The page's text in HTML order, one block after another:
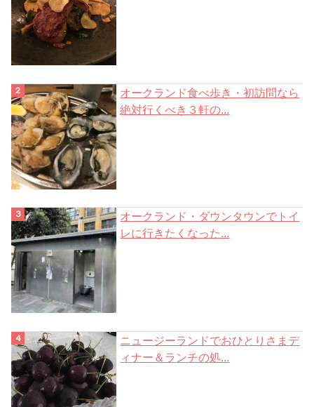
オークランド食べ歩き・初訪問なら
絶対行くべき３軒の...
オークランド・ダウンタウンでトイ
レに行きたくなった...
ニュージーランドでおひとりさまデ
ィナー＆ランチの処...